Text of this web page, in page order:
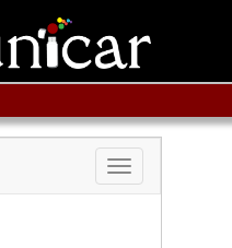
Toggle
navigation